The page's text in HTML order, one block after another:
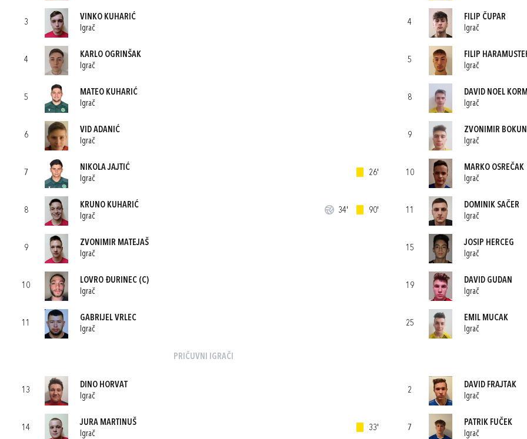
3
VINKO KUHARIĆ
Igrač
4
KARLO OGRINŠAK
Igrač
5
MATEO KUHARIĆ
Igrač
6
VID ADANIĆ
Igrač
7
NIKOLA JAJTIĆ
Igrač
26'
8
KRUNO KUHARIĆ
Igrač
34' 90'
9
ZVONIMIR MATEJAŠ
Igrač
10
LOVRO ĐURINEC (C)
Igrač
11
GABRIJEL VRLEC
Igrač
PRIČUVNI IGRAČI
13
DINO HORVAT
Igrač
14
JURA MARTINUŠ
Igrač
33'
4
FILIP ČUPAR
Igrač
5
FILIP
Igrač
8
DAVID NOEL
Igrač
9
ZVONIMIR BOKUN
Igrač
10
MARKO OSREČAK
Igrač
11
DOMINIK SAČER
Igrač
15
JOSIP HERCEG
Igrač
19
DAVID GUDAN
Igrač
25
EMIL MUCAK
Igrač
2
DAVID FRAJTAK
Igrač
7
PATRIK FUČEK
Igrač